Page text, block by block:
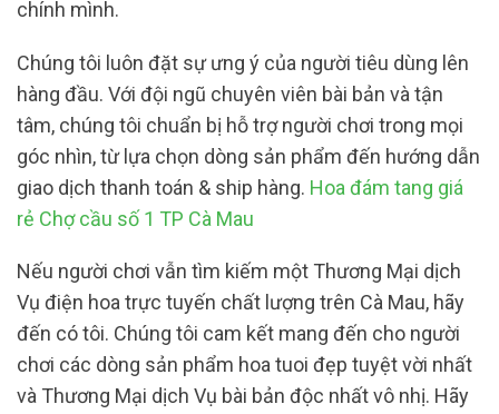
chính mình.
Chúng tôi luôn đặt sự ưng ý của người tiêu dùng lên
hàng đầu. Với đội ngũ chuyên viên bài bản và tận
tâm, chúng tôi chuẩn bị hỗ trợ người chơi trong mọi
góc nhìn, từ lựa chọn dòng sản phẩm đến hướng dẫn
giao dịch thanh toán & ship hàng. Hoa đám tang giá
rẻ Chợ cầu số 1 TP Cà Mau
Nếu người chơi vẫn tìm kiếm một Thương Mại dịch
Vụ điện hoa trực tuyến chất lượng trên Cà Mau, hãy
đến có tôi. Chúng tôi cam kết mang đến cho người
chơi các dòng sản phẩm hoa tuoi đẹp tuyệt vời nhất
và Thương Mại dịch Vụ bài bản độc nhất vô nhị. Hãy